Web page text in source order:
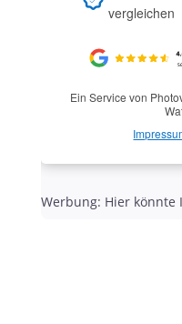
vergleichen
Ein Service von
Werbung: Hier könnte